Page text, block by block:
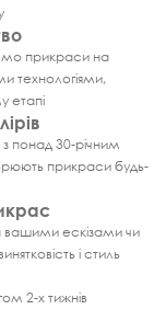
прикраси на
технологіями,
етапі
понад 30-річним
прикраси будь-
вашими ескізами чи
і стиль
2-х тижнів